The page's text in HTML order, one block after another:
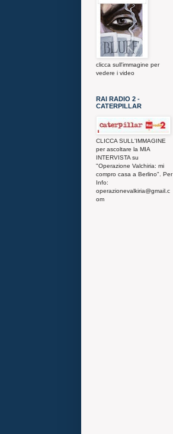
clicca sull'immagine per
vedere i video
RAI RADIO 2 -
CATERPILLAR
CLICCA SULL'IMMAGINE
per ascoltare la MIA
INTERVISTA su
"Operazione Valchiria: mi
compro casa a Berlino". Per
Info:
operazionevalkiria@gmail.c
om